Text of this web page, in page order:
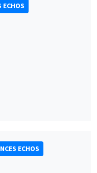
ECHOS
ECHOS